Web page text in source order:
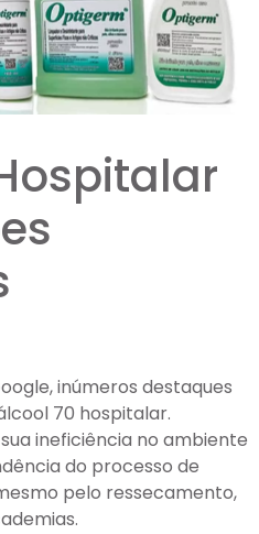
inúmeros destaques
70 hospitalar.
ineficiência no ambiente
do processo de
pelo ressecamento,